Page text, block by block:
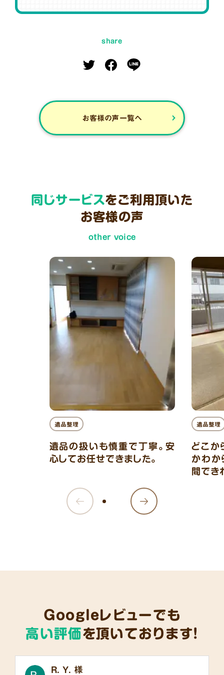
share
お客様の声一覧へ
同じサービスをご利用頂いた
お客様の声
other voice
遺品整理
遺品の扱いも慎重で丁寧。安
心してお任せできました。
遺品整理
どこか
かわか
間でき
Googleレビューでも
高い評価を頂いております!
R. Y. 様